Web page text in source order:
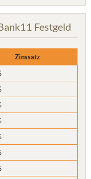
Festgeld
Zinssatz